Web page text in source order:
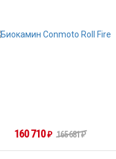
160 710₽ 165 681₽